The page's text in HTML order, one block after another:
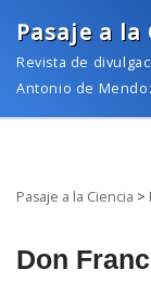
Saltar
al
Pasaje a la
Revista de
Antonio de
Pasaje a la Ciencia >
Don